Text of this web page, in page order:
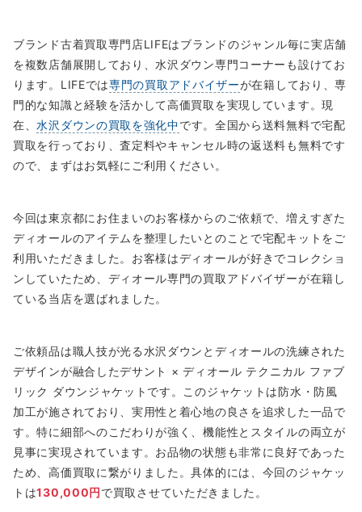
ブランド古着買取専門店LIFEはブランドのジャンル毎に実店舗
を複数店舗展開しており、水沢ダウン専門コーナーも設けてお
ります。LIFEでは専門の買取アドバイザーが在籍しており、専
門的な知識と経験を活かして高価買取を実現しています。現
在、水沢ダウンの買取を強化中です。全国から送料無料で宅配
買取を行っており、査定料やキャンセル時の返送料も無料です
ので、まずはお気軽にご利用ください。
今回は東京都にお住まいのお客様からのご依頼で、増えすぎた
ディオールのアイテムを整理したいとのことで宅配キットをご
利用いただきました。お客様はディオールが好きでコレクショ
ンしていたため、ディオール専門の買取アドバイザーが在籍し
ている当店を選ばれました。
ご依頼品は職人技が光る水沢ダウンとディオールの洗練された
デザインが融合したデサント × ディオール テクニカル ファブ
リック ダウンジャケットです。このジャケットは防水・防風
加工が施されており、実用性と着心地の良さを追求した一品で
す。特に細部へのこだわりが強く、機能性とスタイルの両立が
見事に実現されています。お品物の状態も非常に良好であった
ため、高価買取に繋がりました。具体的には、今回のジャケッ
トは130,000円で買取させていただきました。